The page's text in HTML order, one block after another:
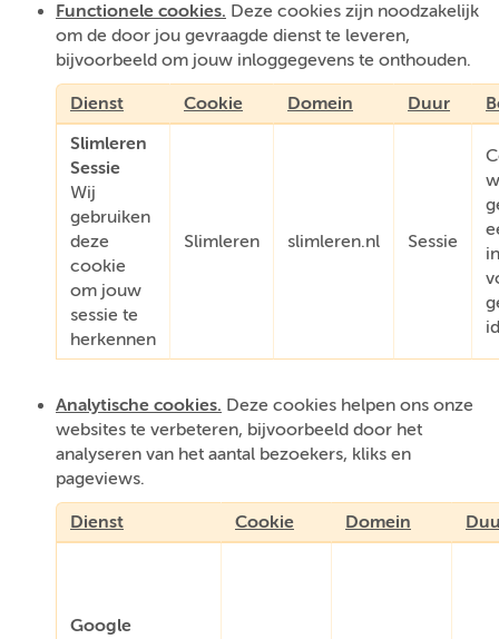
Functionele cookies. Deze cookies zijn noodzakelijk
om de door jou gevraagde dienst te leveren,
bijvoorbeeld om jouw inloggegevens te onthouden.
Dienst Cookie Domein Duur
Slimleren
Sessie
Wij
gebruiken
deze
cookie
om jouw
sessie te
herkennen
Slimleren slimleren.nl Sessie
Analytische cookies. Deze cookies helpen ons onze
websites te verbeteren, bijvoorbeeld door het
analyseren van het aantal bezoekers, kliks en
pageviews.
Dienst Cookie Domein
Google